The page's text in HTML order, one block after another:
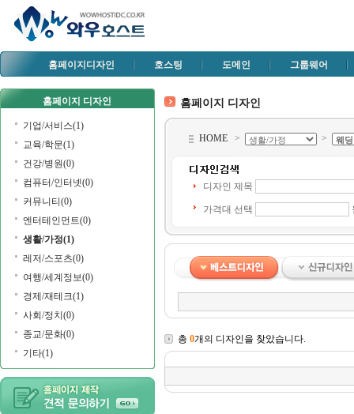
홈페이지디자인 호스팅 도메인 그룹웨어
홈페이지 디자인
기업/서비스(1)
교육/학문(1)
건강/병원(0)
컴퓨터/인터넷(0)
커뮤니티(0)
엔터테인먼트(0)
생활/가정(1)
레저/스포츠(0)
여행/세계정보(0)
경제/재테크(1)
사회/정치(0)
종교/문화(0)
기타(1)
홈페이지 디자인
HOME > >
디자인 제목
가격대 선택
총 0개의 디자인을 찾았습니다.